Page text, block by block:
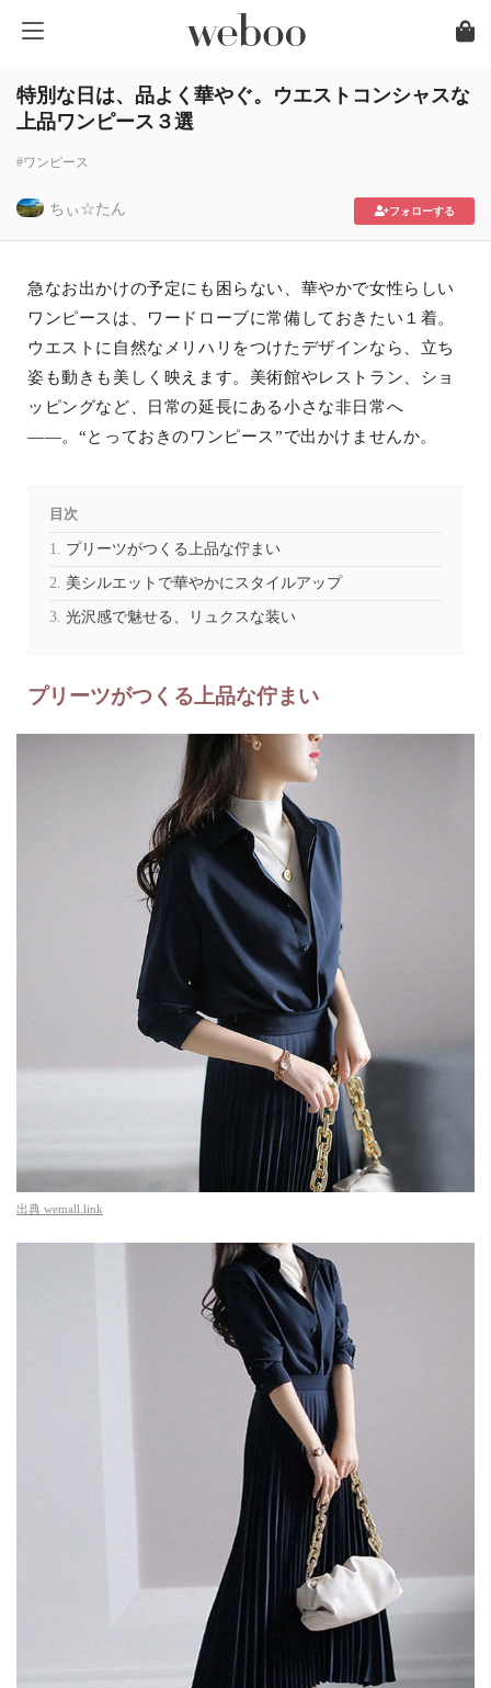
特別な日は、品よく華やぐ。ウエストコンシャスな
上品ワンピース３選
#ワンピース
ちぃ☆たん フォローする
急なお出かけの予定にも困らない、華やかで女性らしい
ワンピースは、ワードローブに常備しておきたい１着。
ウエストに自然なメリハリをつけたデザインなら、立ち
姿も動きも美しく映えます。美術館やレストラン、ショ
ッピングなど、日常の延長にある小さな非日常へ
――。“とっておきのワンピース”で出かけませんか。
目次
プリーツがつくる上品な佇まい
美シルエットで華やかにスタイルアップ
光沢感で魅せる、リュクスな装い
プリーツがつくる上品な佇まい
出典 wemall.link